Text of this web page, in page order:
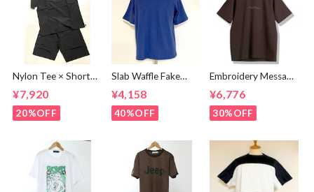
Nylon Tee × Shorts
¥7,920
20%OFF
Slab Waffle Fake
Cut & Sewn Navy
¥4,158
40%OFF
Embroidery Message
shirts Brown
¥6,776
30%OFF